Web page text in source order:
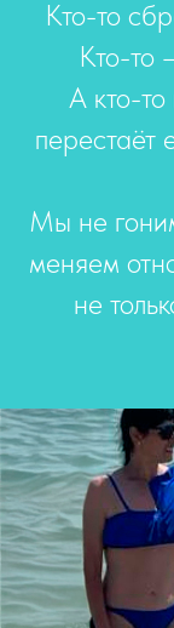
Кто-то
Кто-то
А кто-
перестаёт
Мы не
меняем
не